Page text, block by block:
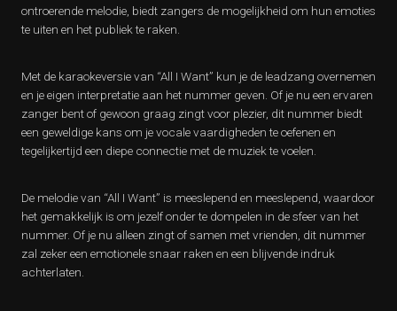
ontroerende melodie, biedt zangers de mogelijkheid om hun emoties
te uiten en het publiek te raken.
Met de karaokeversie van “All I Want” kun je de leadzang overnemen
en je eigen interpretatie aan het nummer geven. Of je nu een ervaren
zanger bent of gewoon graag zingt voor plezier, dit nummer biedt
een geweldige kans om je vocale vaardigheden te oefenen en
tegelijkertijd een diepe connectie met de muziek te voelen.
De melodie van “All I Want” is meeslepend en meeslepend, waardoor
het gemakkelijk is om jezelf onder te dompelen in de sfeer van het
nummer. Of je nu alleen zingt of samen met vrienden, dit nummer
zal zeker een emotionele snaar raken en een blijvende indruk
achterlaten.